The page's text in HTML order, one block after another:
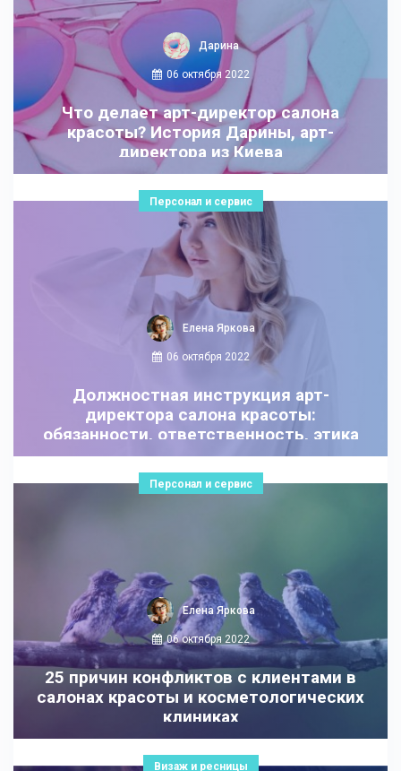
Дарина
06 октября 2022
Что делает арт-директор салона
красоты? История Дарины, арт-
директора из Киева
Персонал и сервис
Елена Яркова
06 октября 2022
Должностная инструкция арт-
директора салона красоты:
обязанности, ответственность, этика
Персонал и сервис
Елена Яркова
06 октября 2022
25 причин конфликтов с клиентами в
салонах красоты и косметологических
клиниках
Визаж и ресницы